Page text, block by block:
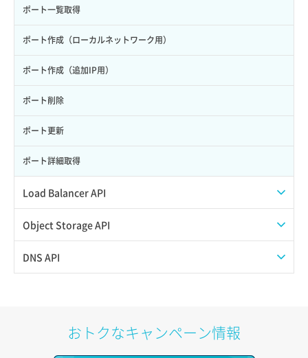
サーバー作成
サーバー再構築（OS再インストール）
サーバー利用状況グラフ（CPU）
サーバー利用状況グラフ（ディスクIO）
サーバー利用状況グラフ（トラフィック）
サーバー削除
サーバー操作（起動/停止/再起動/強制停止）
サーバー設定切替
ポートデタッチ
ポート一覧取得
ポート作成（ローカルネットワーク用）
ポート作成（追加IP用）
ポート削除
ポート更新
ポート詳細取得
Load Balancer API
プール一覧取得
プール作成
Object Storage API
Web公開
DNS API
おトクなキャンペーン情報